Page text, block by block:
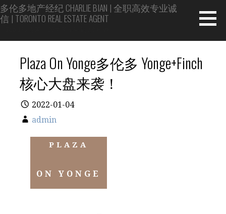
Skip
to
多伦多地产经纪 CHARLIE BIAN | 全职高效专业诚
信 | TORONTO REAL ESTATE AGENT
Plaza On Yonge多伦多 Yonge+Finch
核心大盘来袭！
2022-01-04
admin
PLAZA
ON YONGE